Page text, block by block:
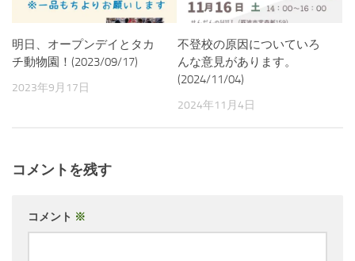
明日、オープンデイとタカ
チ動物園！(2023/09/17)
2023年9月17日
不登校の原因についていろ
んな意見があります。
(2024/11/04)
2024年11月4日
コメントを残す
コメント ※